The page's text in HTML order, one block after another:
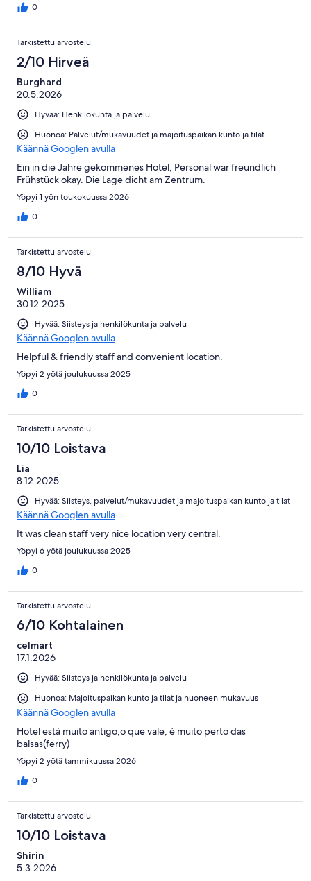
0
Tarkistettu arvostelu
2/10 Hirveä
Burghard
20.5.2026
Hyvää: Henkilökunta ja palvelu
Huonoa: Palvelut/mukavuudet ja majoituspaikan kunto ja tilat
Käännä Googlen avulla
Ein in die Jahre gekommenes Hotel, Personal war freundlich
Frühstück okay. Die Lage dicht am Zentrum.
Yöpyi 1 yön toukokuussa 2026
0
Tarkistettu arvostelu
8/10 Hyvä
William
30.12.2025
Hyvää: Siisteys ja henkilökunta ja palvelu
Käännä Googlen avulla
Helpful & friendly staff and convenient location.
Yöpyi 2 yötä joulukuussa 2025
0
Tarkistettu arvostelu
10/10 Loistava
Lia
8.12.2025
Hyvää: Siisteys, palvelut/mukavuudet ja majoituspaikan kunto ja tilat
Käännä Googlen avulla
It was clean staff very nice location very central.
Yöpyi 6 yötä joulukuussa 2025
0
Tarkistettu arvostelu
6/10 Kohtalainen
celmart
17.1.2026
Hyvää: Siisteys ja henkilökunta ja palvelu
Huonoa: Majoituspaikan kunto ja tilat ja huoneen mukavuus
Käännä Googlen avulla
Hotel está muito antigo,o que vale, é muito perto das
balsas(ferry)
Yöpyi 2 yötä tammikuussa 2026
0
Tarkistettu arvostelu
10/10 Loistava
Shirin
5.3.2026